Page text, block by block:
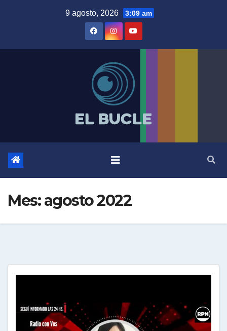
9 agosto, 2026 3:09 am
Mes:agosto 2022